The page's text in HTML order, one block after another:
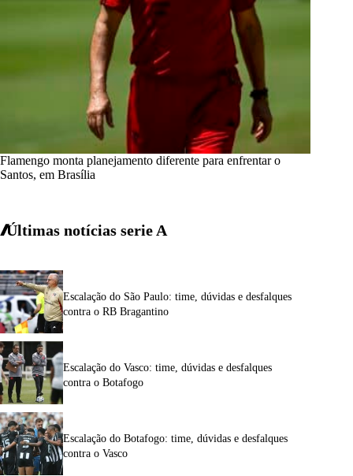
Flamengo monta planejamento diferente para enfrentar o
Santos, em Brasília
Últimas notícias serie A
Escalação do São Paulo: time, dúvidas e desfalques
contra o RB Bragantino
Escalação do Vasco: time, dúvidas e desfalques
contra o Botafogo
Escalação do Botafogo: time, dúvidas e desfalques
contra o Vasco